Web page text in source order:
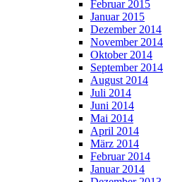
Februar 2015
Januar 2015
Dezember 2014
November 2014
Oktober 2014
September 2014
August 2014
Juli 2014
Juni 2014
Mai 2014
April 2014
März 2014
Februar 2014
Januar 2014